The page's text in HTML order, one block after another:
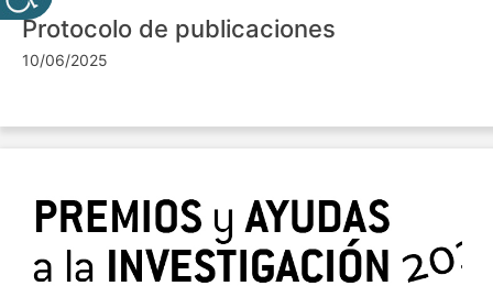
Protocolo de publicaciones
10/06/2025